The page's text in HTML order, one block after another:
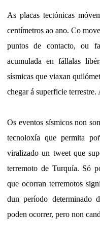
As placas tectónicas
centímetros ao ano. Co
puntos de contacto, ou
acumulada en fállalas
sísmicas que viaxan
chegar á superficie terrestre.
Os eventos sísmicos non
tecnoloxía que permita
viralizado un tweet que
terremoto de Turquía. Só
que ocorran terremotos
dun período determinado
poden ocorrer, pero non